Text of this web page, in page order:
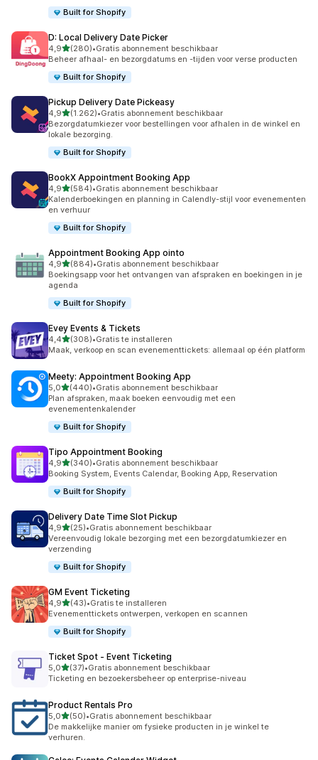
Built for Shopify
D: Local Delivery Date Picker
4,9van 5 sterren
(280)
280 recensies in totaal
•Gratis abonnement beschikbaar
Beheer afhaal- en bezorgdatums en -tijden voor verse producten
Built for Shopify
Pickup Delivery Date Pickeasy
4,9van 5 sterren
(1.262)
1262 recensies in totaal
•Gratis abonnement beschikbaar
Bezorgdatumkiezer voor bestellingen voor afhalen in de winkel en
lokale bezorging.
Built for Shopify
BookX Appointment Booking App
4,9van 5 sterren
(584)
584 recensies in totaal
•Gratis abonnement beschikbaar
Kalenderboekingen en planning in Calendly-stijl voor evenementen
en verhuur
Built for Shopify
Appointment Booking App ointo
4,9van 5 sterren
(884)
884 recensies in totaal
•Gratis abonnement beschikbaar
Boekingsapp voor het ontvangen van afspraken en boekingen in je
agenda
Built for Shopify
Evey Events & Tickets
4,4van 5 sterren
(308)
308 recensies in totaal
•Gratis te installeren
Maak, verkoop en scan evenementtickets: allemaal op één platform
Meety: Appointment Booking App
5,0van 5 sterren
(440)
440 recensies in totaal
•Gratis abonnement beschikbaar
Plan afspraken, maak boeken eenvoudig met een
evenementenkalender
Built for Shopify
Tipo Appointment Booking
4,9van 5 sterren
(340)
340 recensies in totaal
•Gratis abonnement beschikbaar
Booking System, Events Calendar, Booking App, Reservation
Built for Shopify
Delivery Date Time Slot Pickup
4,9van 5 sterren
(25)
25 recensies in totaal
•Gratis abonnement beschikbaar
Vereenvoudig lokale bezorging met een bezorgdatumkiezer en
verzending
Built for Shopify
GM Event Ticketing
4,9van 5 sterren
(43)
43 recensies in totaal
•Gratis te installeren
Evenementtickets ontwerpen, verkopen en scannen
Built for Shopify
Ticket Spot ‑ Event Ticketing
5,0van 5 sterren
(37)
37 recensies in totaal
•Gratis abonnement beschikbaar
Ticketing en bezoekersbeheer op enterprise-niveau
Product Rentals Pro
5,0van 5 sterren
(50)
50 recensies in totaal
•Gratis abonnement beschikbaar
De makkelijke manier om fysieke producten in je winkel te
verhuren.